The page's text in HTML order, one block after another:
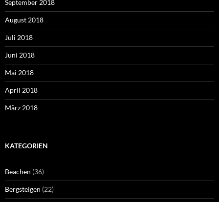
September 2018
August 2018
Juli 2018
Juni 2018
Mai 2018
April 2018
März 2018
KATEGORIEN
Beachen (36)
Bergsteigen (22)